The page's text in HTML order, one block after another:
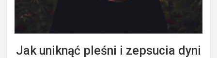
Jak uniknąć pleśni i zepsucia dyni